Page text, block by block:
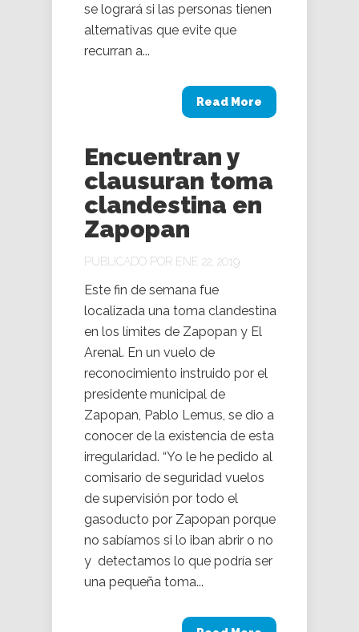
se logrará si las personas tienen
alternativas que evite que
recurran a...
Read More
Encuentran y
clausuran toma
clandestina en
Zapopan
PUBLICADO POR ENE 22, 2019
Este fin de semana fue
localizada una toma clandestina
en los límites de Zapopan y El
Arenal. En un vuelo de
reconocimiento instruido por el
presidente municipal de
Zapopan, Pablo Lemus, se dio a
conocer de la existencia de esta
irregularidad. “Yo le he pedido al
comisario de seguridad vuelos
de supervisión por todo el
gasoducto por Zapopan porque
no sabíamos si lo iban abrir o no
y detectamos lo que podría ser
una pequeña toma...